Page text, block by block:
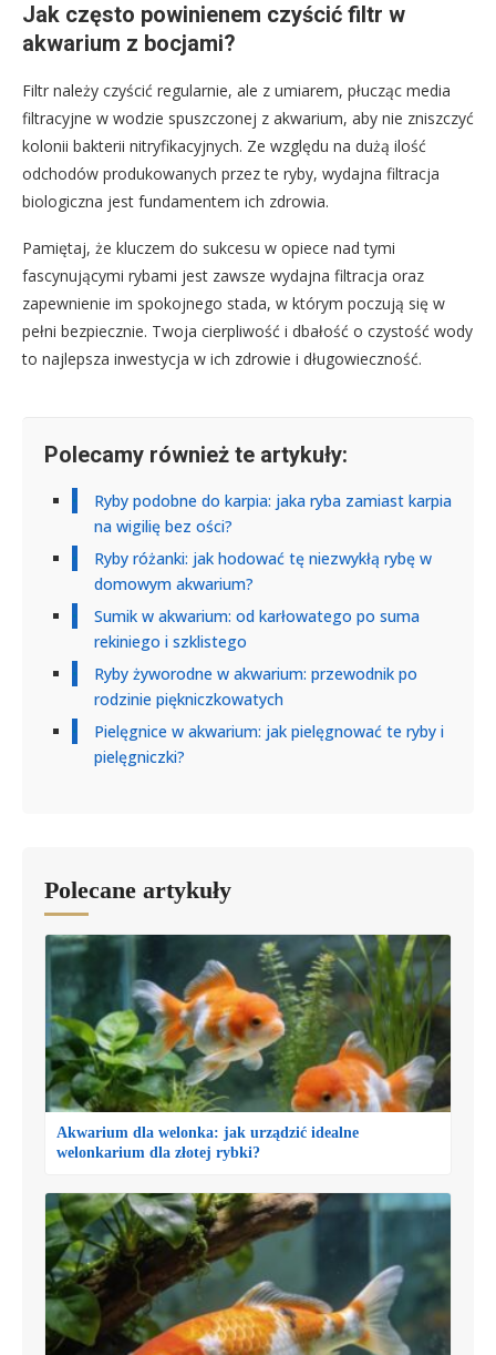
Jak często powinienem czyścić filtr w
akwarium z bocjami?
Filtr należy czyścić regularnie, ale z umiarem, płucząc media
filtracyjne w wodzie spuszczonej z akwarium, aby nie zniszczyć
kolonii bakterii nitryfikacyjnych. Ze względu na dużą ilość
odchodów produkowanych przez te ryby, wydajna filtracja
biologiczna jest fundamentem ich zdrowia.
Pamiętaj, że kluczem do sukcesu w opiece nad tymi
fascynującymi rybami jest zawsze wydajna filtracja oraz
zapewnienie im spokojnego stada, w którym poczują się w
pełni bezpiecznie. Twoja cierpliwość i dbałość o czystość wody
to najlepsza inwestycja w ich zdrowie i długowieczność.
Polecamy również te artykuły:
Ryby podobne do karpia: jaka ryba zamiast karpia
na wigilię bez ości?
Ryby różanki: jak hodować tę niezwykłą rybę w
domowym akwarium?
Sumik w akwarium: od karłowatego po suma
rekiniego i szklistego
Ryby żyworodne w akwarium: przewodnik po
rodzinie piękniczkowatych
Pielęgnice w akwarium: jak pielęgnować te ryby i
pielęgniczki?
Polecane artykuły
Akwarium dla welonka: jak urządzić idealne
welonkarium dla złotej rybki?